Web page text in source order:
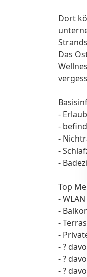
Dort
Das
-
-
-
-
-
Top
- WLAN
-
-
-
- ?
- ?
- ?